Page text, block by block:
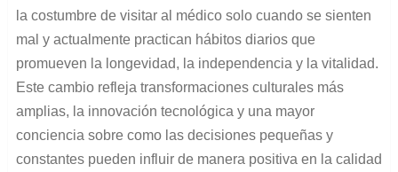
la costumbre de visitar al médico solo cuando se sienten
mal y actualmente practican hábitos diarios que
promueven la longevidad, la independencia y la vitalidad.
Este cambio refleja transformaciones culturales más
amplias, la innovación tecnológica y una mayor
conciencia sobre como las decisiones pequeñas y
constantes pueden influir de manera positiva en la calidad